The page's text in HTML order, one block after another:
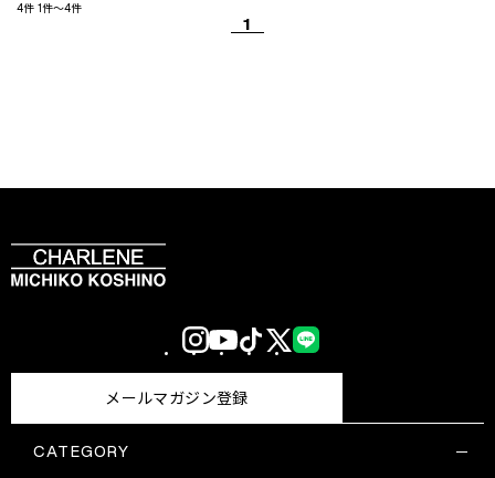
4件 1件～4件
1
CATEGORY
メールマガジン登録